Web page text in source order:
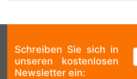
Schreiben Sie sich in
unseren kostenlosen
Newsletter ein: